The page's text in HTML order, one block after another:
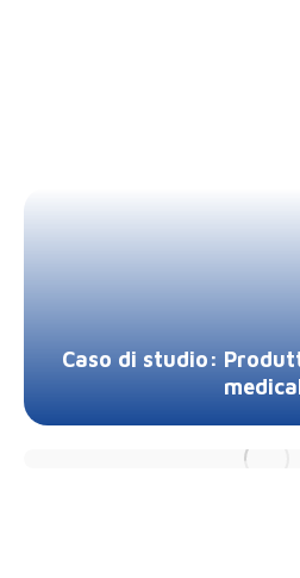
Caso di studio: